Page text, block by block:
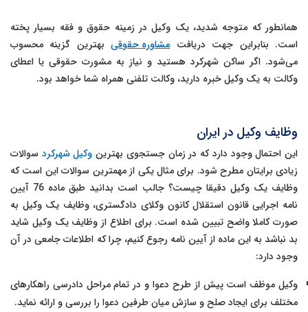
همانطور که متوجه شدید، یک وکیل در زمینه حقوق و فقه بسیار پخته
است. بنابراین جهت دریافتمشاوره حقوقی بهترین گزینه محسوب
می‌شود. اگر ساکن شهرکرد هستید و نیاز به مشورت حقوقی یا اعطای
وکالت به یک وکیل خبره دارید، وکالت تلفنی همراه شما خواهد بود.
وظایف وکیل در ایران
این احتمال وجود دارد که در زمان جستجوی بهترین وکیل شهرکرد سوالات
زیادی برایتان مطرح شود. برای مثال یکی از مهمترین سوالات این است که
وظایف یک وکیل دقیقا چیست؟ جالب است بدانید طبق ماده 76 آیین
نامه اجرایی قانون استقلال کانون وکلای دادگستری، وظایف یک وکیل به
صورت کاملا واضح تبیین شده است. برای اطلاع از وظایف یک وکیل شاید
بد نباشد به این ماده از آیین نامه رجوع کنیم، چرا که اطلاعات جامعی در آن
وجود دارد:
وکیل موظف است پیش از طرح دعوا و در تمام مراحل دادرسی راهکارهای
مختلف برای ایجاد صلح و سازش میان طرفین دعوا را بررسی و ارائه نماید.